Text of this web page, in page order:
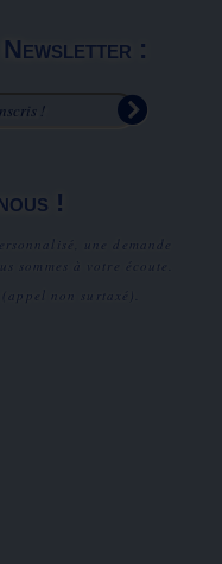
Newsletter :
!
une demande
sommes à votre écoute.
(appel non surtaxé).